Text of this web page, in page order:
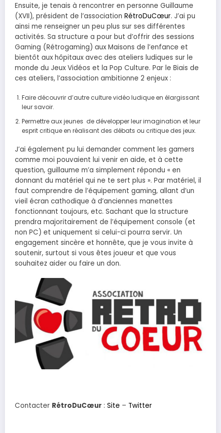
Ensuite, je tenais à rencontrer en personne Guillaume
(XVII), président de l’association RétroDuCœur. J’ai pu
ainsi me renseigner un peu plus sur ses différentes
activités. Sa structure a pour but d’offrir des sessions
Gaming (Rétrogaming) aux Maisons de l’enfance et
bientôt aux hôpitaux avec des ateliers ludiques sur le
monde du Jeux Vidéos et la Pop Culture. Par le Biais de
ces ateliers, l’association ambitionne 2 enjeux :
Faire découvrir d’autre culture vidéo ludique en élargissant
leur savoir.
Permettre aux jeunes de développer leur imagination et leur
esprit critique en réalisant des débats ou critique des jeux.
J’ai également pu lui demander comment les gamers
comme moi pouvaient lui venir en aide, et à cette
question, guillaume m’a simplement répondu « en
donnant du matériel qui ne te sert plus ». Par matériel, il
faut comprendre de l’équipement gaming, allant d’un
vieil écran cathodique à d’anciennes manettes
fonctionnant toujours, etc. Sachant que la structure
prendra majoritairement de l’équipement console (et
non PC) et uniquement si celui-ci pourra servir. Un
engagement sincère et honnête, que je vous invite à
soutenir, surtout si vous êtes joueur et que vous
souhaitez aider ou faire un don.
Contacter RétroDuCœur : Site – Twitter